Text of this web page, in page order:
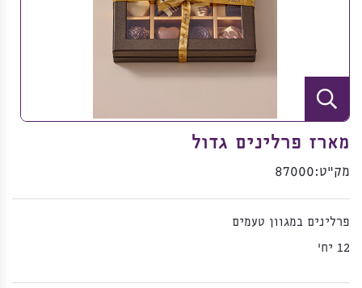
מארז פרלינים גדול
מק”ט:87000
פרלינים במגוון טעמים
12 יח'